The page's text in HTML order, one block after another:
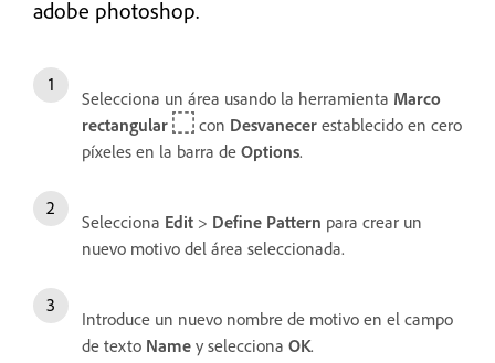
adobe photoshop.
Selecciona un área usando la herramienta Marco
rectangular
con Desvanecer establecido en cero
píxeles en la barra de Options.
Selecciona Edit > Define Pattern para crear un
nuevo motivo del área seleccionada.
Introduce un nuevo nombre de motivo en el campo
de texto Name y selecciona OK.